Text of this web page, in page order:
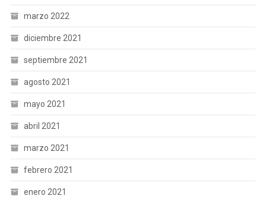
marzo 2022
diciembre 2021
septiembre 2021
agosto 2021
mayo 2021
abril 2021
marzo 2021
febrero 2021
enero 2021